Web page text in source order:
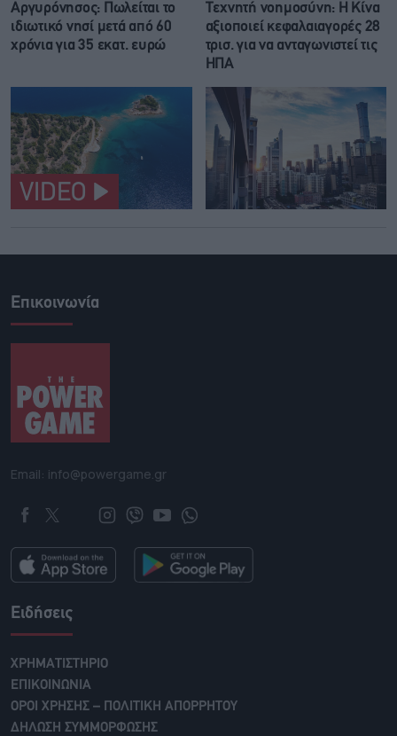
Αργυρόνησος: Πωλείται το
ιδιωτικό νησί μετά από 60
χρόνια για 35 εκατ. ευρώ
VIDEO
Τεχνητή νοημοσύνη: Η Κίνα
αξιοποιεί κεφαλαιαγορές 28
τρισ. για να ανταγωνιστεί τις
ΗΠΑ
Επικοινωνία
Email: info@powergame.gr
Ειδήσεις
ΧΡΗΜΑΤΙΣΤΗΡΙΟ
ΕΠΙΚΟΙΝΩΝΙΑ
ΟΡΟΙ ΧΡΗΣΗΣ – ΠΟΛΙΤΙΚΗ ΑΠΟΡΡΗΤΟΥ
ΔΗΛΩΣΗ ΣΥΜΜΟΡΦΩΣΗΣ